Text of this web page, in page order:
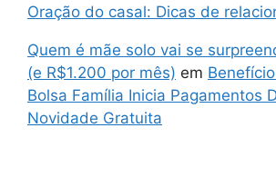
Oração do casal: Dicas de
Quem é mãe solo vai se
(e R$1.200 por mês) em
Bolsa Família Inicia Pagamentos
Novidade Gratuita